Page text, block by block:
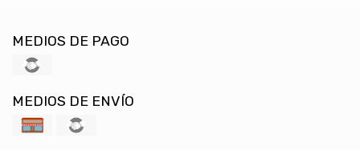
MEDIOS DE PAGO
MEDIOS DE ENVÍO